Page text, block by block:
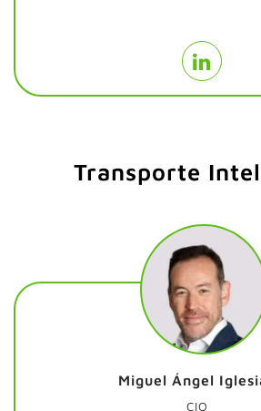
Transporte
Miguel Ángel
CIO